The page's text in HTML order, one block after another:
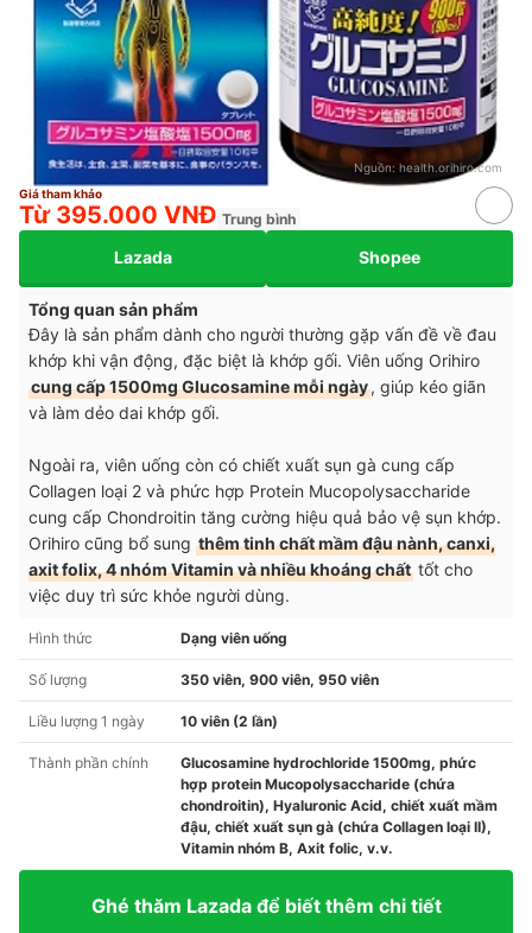
Nguồn: health.orihiro.com
Giá tham khảo
Từ 395.000 VNĐ Trung bình
Lazada Shopee
Tổng quan sản phẩm
Đây là sản phẩm dành cho người thường gặp vấn đề về đau
khớp khi vận động, đặc biệt là khớp gối. Viên uống Orihiro
cung cấp 1500mg Glucosamine mỗi ngày, giúp kéo giãn
và làm dẻo dai khớp gối.
Ngoài ra, viên uống còn có chiết xuất sụn gà cung cấp
Collagen loại 2 và phức hợp Protein Mucopolysaccharide
cung cấp Chondroitin tăng cường hiệu quả bảo vệ sụn khớp.
Orihiro cũng bổ sung thêm tinh chất mầm đậu nành, canxi,
axit folix, 4 nhóm Vitamin và nhiều khoáng chất tốt cho
việc duy trì sức khỏe người dùng.
Hình thức Dạng viên uống
Số lượng 350 viên, 900 viên, 950 viên
Liều lượng 1 ngày 10 viên (2 lần)
Thành phần chính
Glucosamine hydrochloride 1500mg, phức
hợp protein Mucopolysaccharide (chứa
chondroitin), Hyaluronic Acid, chiết xuất mầm
đậu, chiết xuất sụn gà (chứa Collagen loại II),
Vitamin nhóm B, Axit folic, v.v.
Ghé thăm Lazada để biết thêm chi tiết